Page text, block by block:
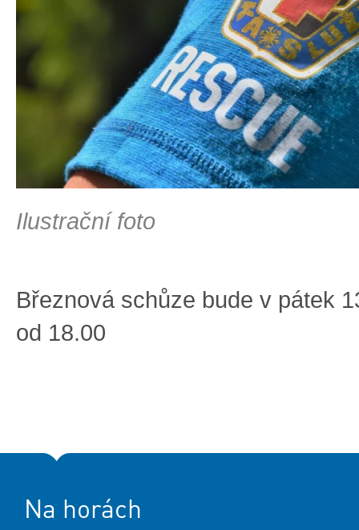
Ilustrační foto
Březnová schůze bude v pátek
od 18.00
Na horách